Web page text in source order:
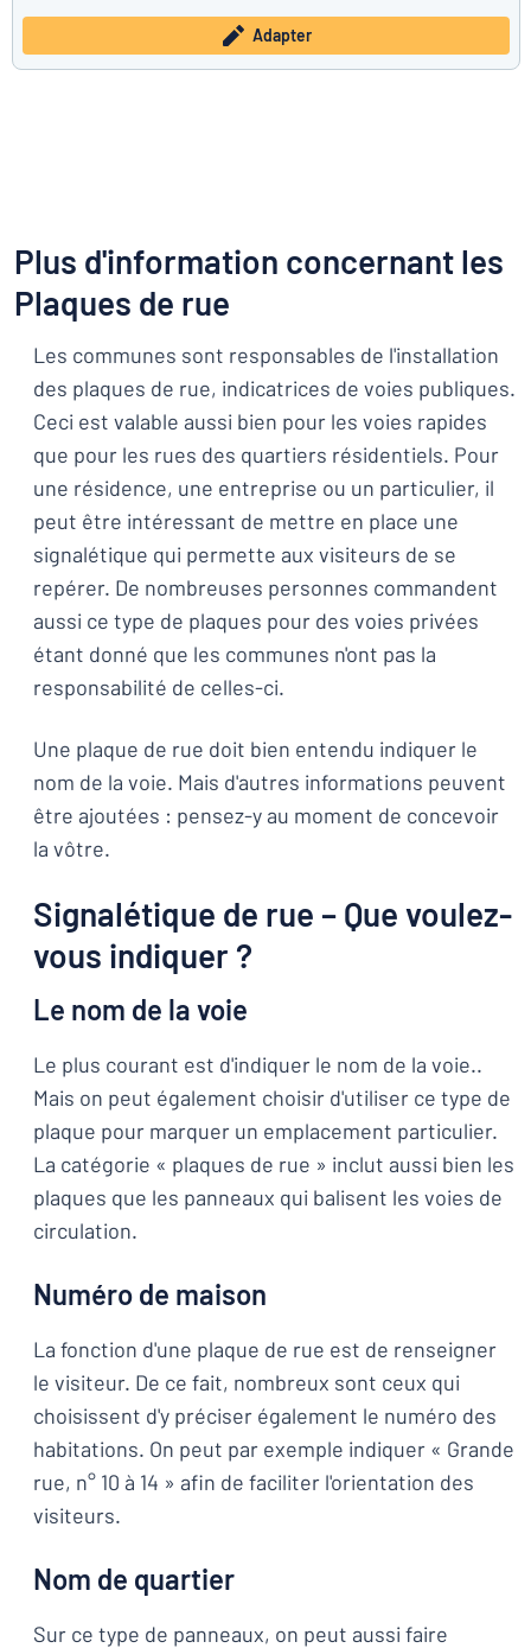
Adapter
Plus d'information concernant les
Plaques de rue
Les communes sont responsables de l'installation
des plaques de rue, indicatrices de voies publiques.
Ceci est valable aussi bien pour les voies rapides
que pour les rues des quartiers résidentiels. Pour
une résidence, une entreprise ou un particulier, il
peut être intéressant de mettre en place une
signalétique qui permette aux visiteurs de se
repérer. De nombreuses personnes commandent
aussi ce type de plaques pour des voies privées
étant donné que les communes n'ont pas la
responsabilité de celles-ci.
Une plaque de rue doit bien entendu indiquer le
nom de la voie. Mais d'autres informations peuvent
être ajoutées : pensez-y au moment de concevoir
la vôtre.
Signalétique de rue – Que voulez-
vous indiquer ?
Le nom de la voie
Le plus courant est d'indiquer le nom de la voie..
Mais on peut également choisir d'utiliser ce type de
plaque pour marquer un emplacement particulier.
La catégorie « plaques de rue » inclut aussi bien les
plaques que les panneaux qui balisent les voies de
circulation.
Numéro de maison
La fonction d'une plaque de rue est de renseigner
le visiteur. De ce fait, nombreux sont ceux qui
choisissent d'y préciser également le numéro des
habitations. On peut par exemple indiquer « Grande
rue, n° 10 à 14 » afin de faciliter l'orientation des
visiteurs.
Nom de quartier
Sur ce type de panneaux, on peut aussi faire